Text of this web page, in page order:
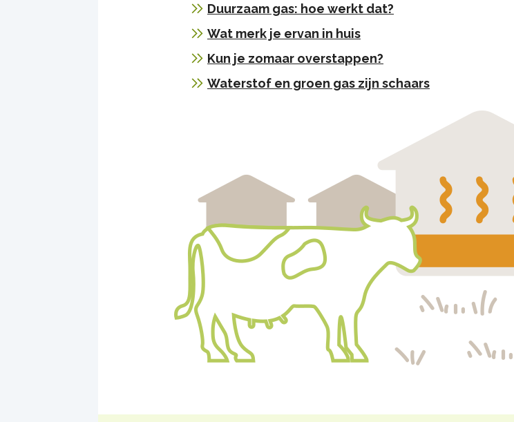
Duurzaam gas: hoe werkt dat?
Wat merk je ervan in huis
Kun je zomaar overstappen?
Waterstof en groen gas zijn schaars